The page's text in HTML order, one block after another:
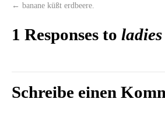
← banane küßt erdbeere.
1 Responses to
Schreibe einen